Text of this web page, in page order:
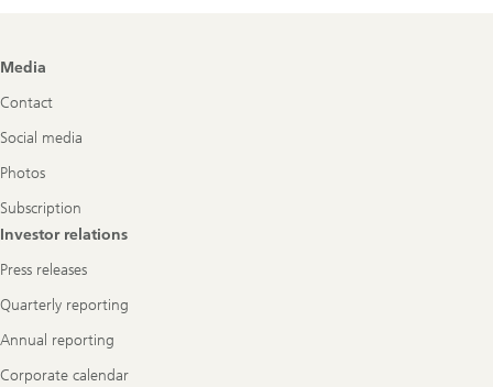
Footer
Media
Contact
Social media
Photos
Subscription
Investor relations
Press releases
Quarterly reporting
Annual reporting
Corporate calendar